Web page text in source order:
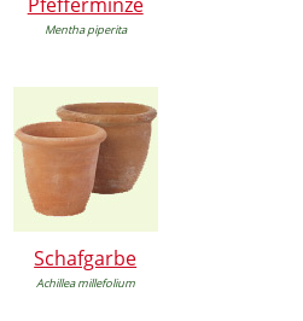
Mentha piperita
Schafgarbe
Achillea millefolium